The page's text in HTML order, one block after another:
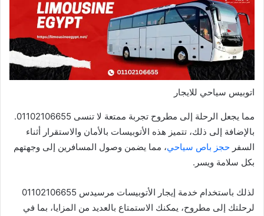
اتوبيس سياحي للايجار
مما يجعل الرحلة إلى مطروح تجربة ممتعة لا تنسى 01102106655.
بالإضافة إلى ذلك، تتميز هذه الأتوبيسات بالأمان والاستقرار أثناء
السفر حجز باص سياحي، مما يضمن وصول المسافرين إلى وجهتهم
بكل سلامة ويسر.
لذلك باستخدام خدمة إيجار الأتوبيسات مرسيدس 01102106655
لرحلتك إلى مطروح، يمكنك الاستمتاع بالعديد من المزايا، بما في